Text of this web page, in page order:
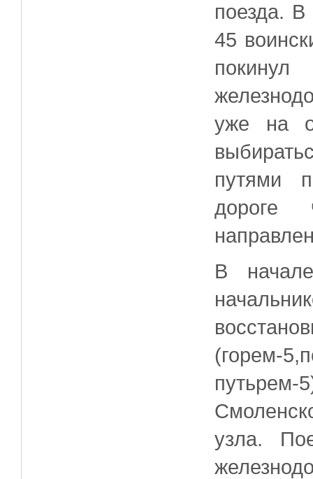
поезда.
45
уже на
путями
дороге
В
(горем-
узла.